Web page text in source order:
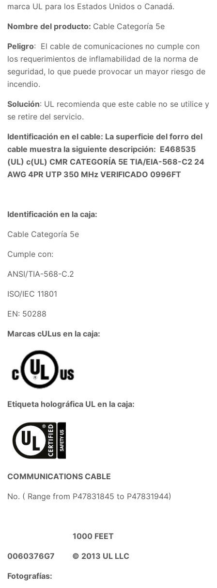
marca UL para los Estados Unidos o Canadá.
Nombre del producto: Cable Categoría 5e
Peligro: El cable de comunicaciones no cumple con
los requerimientos de inflamabilidad de la norma de
seguridad, lo que puede provocar un mayor riesgo de
incendio.
Solución: UL recomienda que este cable no se utilice y
se retire del servicio.
Identificación en el cable: La superficie del forro del
cable muestra la siguiente descripción: E468535
(UL) c(UL) CMR CATEGORÍA 5E TIA/EIA-568-C2 24
AWG 4PR UTP 350 MHz VERIFICADO 0996FT
Identificación en la caja:
Cable Categoría 5e
Cumple con:
ANSI/TIA-568-C.2
ISO/IEC 11801
EN: 50288
Marcas cULus en la caja:
Etiqueta holográfica UL en la caja:
COMMUNICATIONS CABLE
No. ( Range from P47831845 to P47831944)
1000 FEET
0060376G7 © 2013 UL LLC
Fotografías: